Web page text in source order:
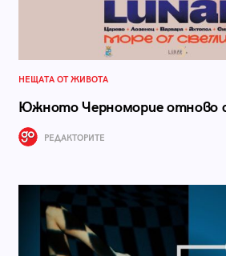
НЕЩАТА ОТ ЖИВОТА
Южното Черноморие отново
РЕДАКТОРИТЕ